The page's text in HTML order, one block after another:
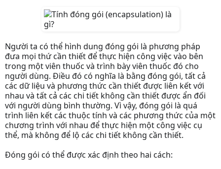
Người ta có thể hình dung đóng gói là phương pháp
đưa mọi thứ cần thiết để thực hiện công việc vào bên
trong một viên thuốc và trình bày viên thuốc đó cho
người dùng. Điều đó có nghĩa là bằng đóng gói, tất cả
các dữ liệu và phương thức cần thiết được liên kết với
nhau và tất cả các chi tiết không cần thiết được ẩn đối
với người dùng bình thường. Vì vậy, đóng gói là quá
trình liên kết các thuộc tính và các phương thức của một
chương trình với nhau để thực hiện một công việc cụ
thể, mà không để lộ các chi tiết không cần thiết.
Đóng gói có thể được xác định theo hai cách: